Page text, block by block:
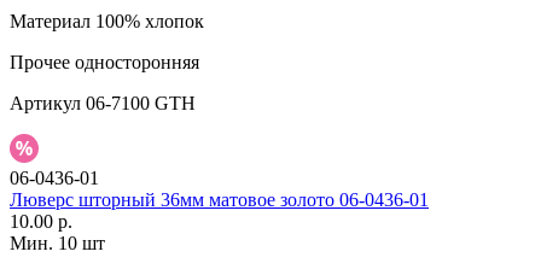
Материал 100% хлопок
Прочее односторонняя
Артикул 06-7100 GTH
06-0436-01
Люверс шторный 36мм матовое золото 06-0436-01
10.00 р.
Мин. 10 шт